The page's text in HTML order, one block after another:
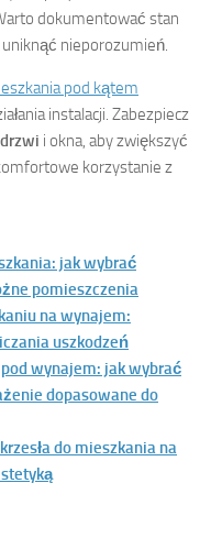
dokumentować stan
nieporozumień.
pod kątem
instalacji. Zabezpiecz
i okna, aby zwiększyć
korzystanie z
jak wybrać
pomieszczenia
na wynajem:
uszkodzeń
wynajem: jak wybrać
dopasowane do
do mieszkania na